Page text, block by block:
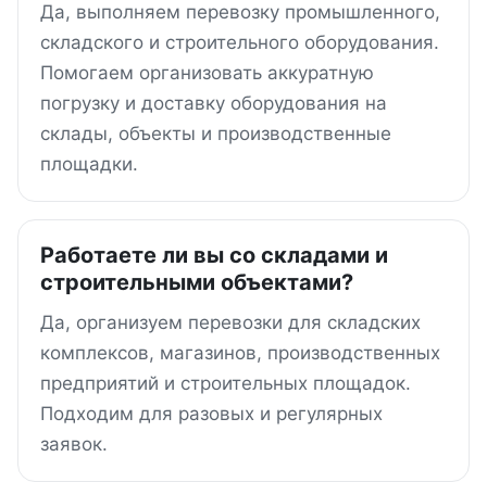
Да, выполняем перевозку промышленного,
складского и строительного оборудования.
Помогаем организовать аккуратную
погрузку и доставку оборудования на
склады, объекты и производственные
площадки.
Работаете ли вы со складами и
строительными объектами?
Да, организуем перевозки для складских
комплексов, магазинов, производственных
предприятий и строительных площадок.
Подходим для разовых и регулярных
заявок.